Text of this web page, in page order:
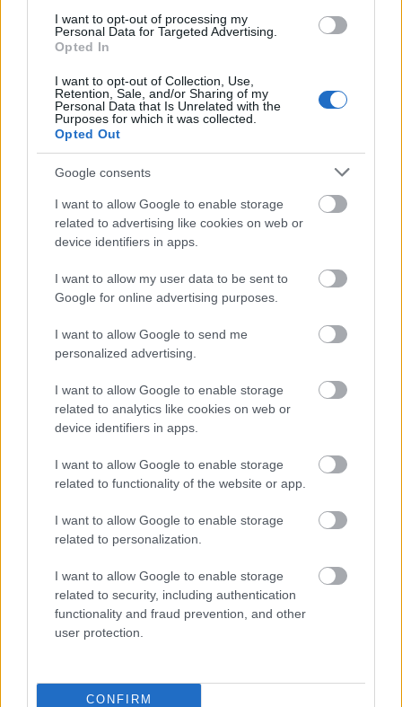
I want to opt-out of processing my
Personal Data for Targeted Advertising.
Opted In
I want to opt-out of Collection, Use,
Retention, Sale, and/or Sharing of my
Personal Data that Is Unrelated with the
Purposes for which it was collected.
Opted Out
Google consents
I want to allow Google to enable storage
related to advertising like cookies on web or
device identifiers in apps.
I want to allow my user data to be sent to
Google for online advertising purposes.
I want to allow Google to send me
personalized advertising.
I want to allow Google to enable storage
related to analytics like cookies on web or
device identifiers in apps.
I want to allow Google to enable storage
related to functionality of the website or app.
I want to allow Google to enable storage
related to personalization.
I want to allow Google to enable storage
related to security, including authentication
functionality and fraud prevention, and other
user protection.
CONFIRM
ΑΣΕΠ: Εξ αποστάσεως η πιο Εύκολη
Πιστοποίηση Υπολογιστών σε 2
μέρες
Μάθε πρώτος όλες τις σημαντικές
ειδήσεις.
Βάλε το proson.gr στα αποτελέσματα
αναζήτησης της Google
Δημοφιλείς Ειδήσεις
ΑΣΕΠ: Αυτές είναι οι δύο επόμενες
προκηρύξεις «μαμούθ» (με μόρια)
Αλλάζουν τα χαρτονομίσματα ευρώ –